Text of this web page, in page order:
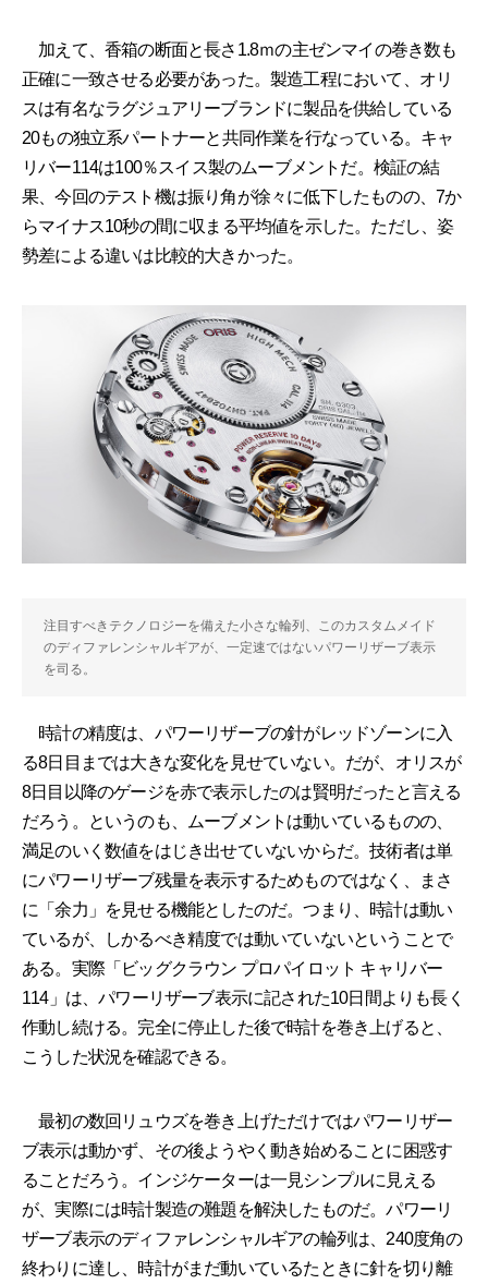
加えて、香箱の断面と長さ1.8ｍの主ゼンマイの巻き数も
正確に一致させる必要があった。製造工程において、オリ
スは有名なラグジュアリーブランドに製品を供給している
20もの独立系パートナーと共同作業を行なっている。キャ
リバー114は100％スイス製のムーブメントだ。検証の結
果、今回のテスト機は振り角が徐々に低下したものの、7か
らマイナス10秒の間に収まる平均値を示した。ただし、姿
勢差による違いは比較的大きかった。
注目すべきテクノロジーを備えた小さな輪列、このカスタムメイド
のディファレンシャルギアが、一定速ではないパワーリザーブ表示
を司る。
時計の精度は、パワーリザーブの針がレッドゾーンに入
る8日目までは大きな変化を見せていない。だが、オリスが
8日目以降のゲージを赤で表示したのは賢明だったと言える
だろう。というのも、ムーブメントは動いているものの、
満足のいく数値をはじき出せていないからだ。技術者は単
にパワーリザーブ残量を表示するためものではなく、まさ
に「余力」を見せる機能としたのだ。つまり、時計は動い
ているが、しかるべき精度では動いていないということで
ある。実際「ビッグクラウン プロパイロット キャリバー
114」は、パワーリザーブ表示に記された10日間よりも長く
作動し続ける。完全に停止した後で時計を巻き上げると、
こうした状況を確認できる。
最初の数回リュウズを巻き上げただけではパワーリザー
ブ表示は動かず、その後ようやく動き始めることに困惑す
ることだろう。インジケーターは一見シンプルに見える
が、実際には時計製造の難題を解決したものだ。パワーリ
ザーブ表示のディファレンシャルギアの輪列は、240度角の
終わりに達し、時計がまだ動いているたときに針を切り離